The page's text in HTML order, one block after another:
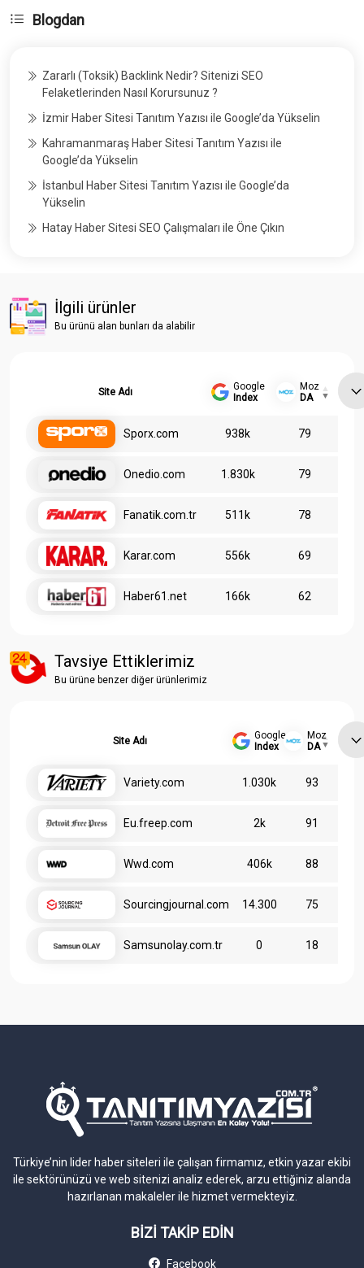
Blogdan
Zararlı (Toksik) Backlink Nedir? Sitenizi SEO
Felaketlerinden Nasıl Korursunuz ?
İzmir Haber Sitesi Tanıtım Yazısı ile Google’da Yükselin
Kahramanmaraş Haber Sitesi Tanıtım Yazısı ile
Google’da Yükselin
İstanbul Haber Sitesi Tanıtım Yazısı ile Google’da
Yükselin
Hatay Haber Sitesi SEO Çalışmaları ile Öne Çıkın
İlgili ürünler
Bu ürünü alan bunları da alabilir
Site Adı
Google
Index
Moz
DA
Sporx.com 938k 79
Onedio.com 1.830k 79
Fanatik.com.tr 511k 78
Karar.com 556k 69
Haber61.net 166k 62
Tavsiye Ettiklerimiz
Bu ürüne benzer diğer ürünlerimiz
Site Adı
Google
Index
Moz
DA
Variety.com 1.030k 93
Eu.freep.com 2k 91
Wwd.com 406k 88
Sourcingjournal.com 14.300 75
Samsunolay.com.tr 0 18
Türkiye’nin lider haber siteleri ile çalışan firmamız, etkin yazar ekibi
ile sektörünüzü ve web sitenizi analiz ederek, arzu ettiğiniz alanda
hazırlanan makaleler ile hizmet vermekteyiz.
BİZİ TAKİP EDİN
Facebook